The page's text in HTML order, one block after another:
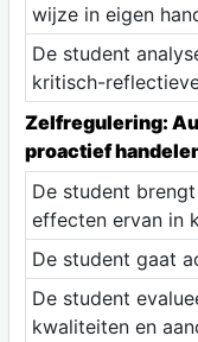
wijze in eigen
De student
kritisch-
Zelfregulering:
proactief
De student
effecten ervan in
De student gaat
De student
kwaliteiten en